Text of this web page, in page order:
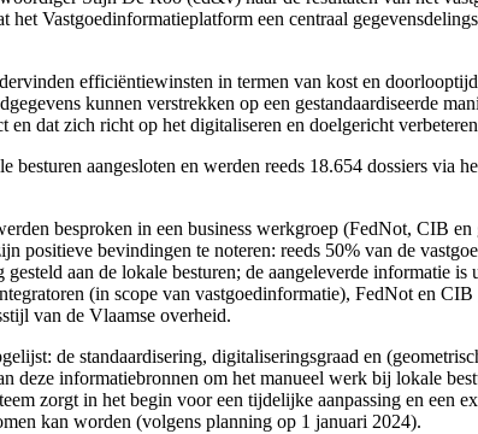
het Vastgoedinformatieplatform een centraal
efficiëntiewinsten in termen van kost en
kunnen verstrekken op een gestandaardiseerde
dat zich richt op het digitaliseren en doelgericht
besturen aangesloten en werden reeds 18.654 dossiers
besproken in een business werkgroep (FedNot, CIB
positieve bevindingen te noteren: reeds 50% van de
aan de lokale besturen; de aangeleverde informatie
(in scope van vastgoedinformatie), FedNot en
van de Vlaamse overheid.
de standaardisering, digitaliseringsgraad en
deze informatiebronnen om het manueel werk bij lokale
zorgt in het begin voor een tijdelijke aanpassing en
kan worden (volgens planning op 1 januari 2024).